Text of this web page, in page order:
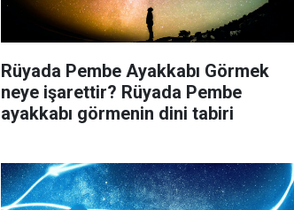
Rüyada Pembe Ayakkabı Görmek
neye işarettir? Rüyada Pembe
ayakkabı görmenin dini tabiri